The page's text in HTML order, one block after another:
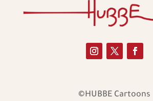
©HUBBE Cartoons